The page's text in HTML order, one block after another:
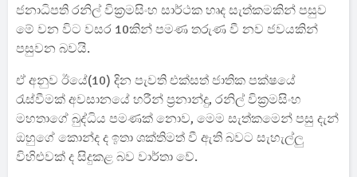
ජනාධිපති රනිල් වික්‍රමසිංහ සාර්ථක හෘද සැත්කමකින් පසුව
මේ වන විට වසර 10කින් පමණ තරුණ වී නව ජවයකින්
පසුවන බවයි.
ඒ අනුව ඊයේ(10) දින පැවති එක්සත් ජාතික පක්ෂයේ
රැස්වීමක් අවසානයේ හරීන් ප්‍රනාන්දු, රනිල් වික්‍රමසිංහ
මහතාගේ බුද්ධිය පමණක් නොව, මෙම සැත්කමෙන් පසු දැන්
ඔහුගේ කොන්ද ද ඉතා ශක්තිමත් වී ඇති බවට සැහැල්ලු
විහිළුවක් ද සිදුකළ බව වාර්තා වේ.